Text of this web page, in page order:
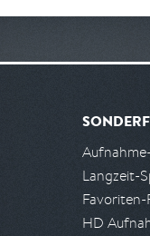
Langzeit-
HD